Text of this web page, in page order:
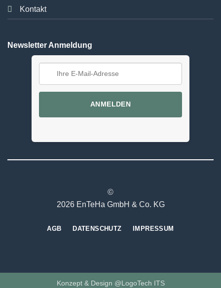
Kontakt
Newsletter Anmeldung
ANMELDEN
©
2026 EnTeHa GmbH & Co. KG
AGB DATENSCHUTZ IMPRESSUM
Konzept & Design @LogoTech ITS